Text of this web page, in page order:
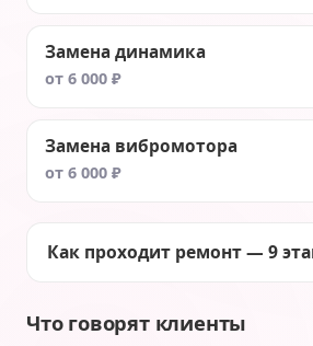
Замена динамика
от 6 000 ₽
Замена вибромотора
от 6 000 ₽
Как проходит ремонт — 9
Что говорят клиенты